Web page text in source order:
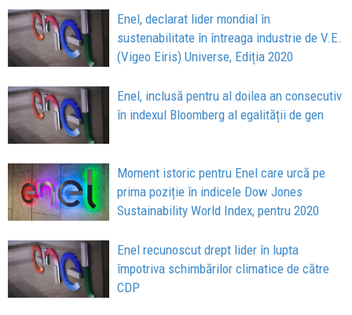
Enel, declarat lider mondial în
sustenabilitate în întreaga industrie de V.E.
(Vigeo Eiris) Universe, Ediția 2020
Enel, inclusă pentru al doilea an consecutiv
în indexul Bloomberg al egalității de gen
Moment istoric pentru Enel care urcă pe
prima poziție în indicele Dow Jones
Sustainability World Index, pentru 2020
Enel recunoscut drept lider în lupta
împotriva schimbărilor climatice de către
CDP